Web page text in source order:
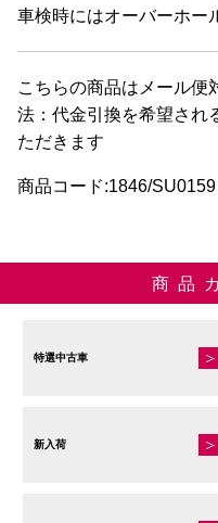
車検時にはオーバーホ
こちらの商品はメール便
法：代金引換を希望され
ただきます
商品コード:1846/SU0159
商品
特選中古車
新入荷